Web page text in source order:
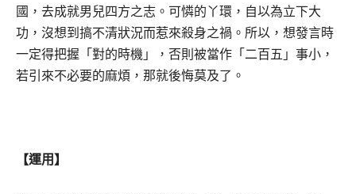
國，去成就男兒四方之志。可憐的丫環，自以為立下大
功，沒想到搞不清狀況而惹來殺身之禍。所以，想發言時
一定得把握「對的時機」，否則被當作「二百五」事小，
若引來不必要的麻煩，那就後悔莫及了。
【運用】